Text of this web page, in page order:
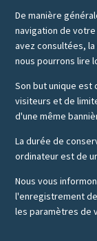
De manière
navigation de
avez consultées,
nous pourrons lire
Son but unique est
visiteurs et de
d'une même
La durée de
ordinateur est de
Nous vous
l'enregistrement
les paramètres de